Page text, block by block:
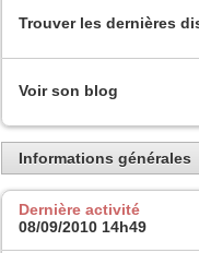
Trouver les dernières
Voir son blog
Informations générales
Dernière activité
08/09/2010 14h49